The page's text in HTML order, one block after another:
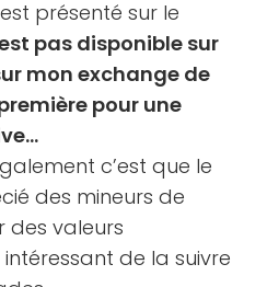
présenté sur le
pas disponible sur
mon exchange de
pour une
c’est que le
des mineurs de
valeurs
de la suivre